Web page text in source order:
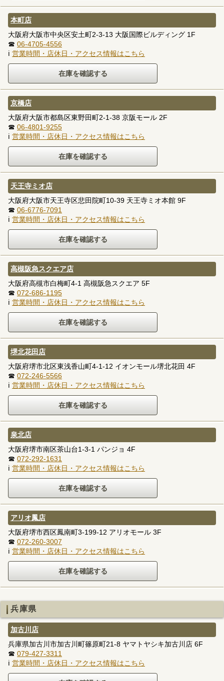
本町店
大阪府大阪市中央区安土町2-3-13 大阪国際ビルディング 1F
☎ 06-4705-4556
ℹ 営業時間・店休日・アクセス情報はこちら
京橋店
大阪府大阪市都島区東野田町2-1-38 京阪モール 2F
☎ 06-4801-9255
ℹ 営業時間・店休日・アクセス情報はこちら
天王寺ミオ店
大阪府大阪市天王寺区悲田院町10-39 天王寺ミオ本館 9F
☎ 06-6776-7091
ℹ 営業時間・店休日・アクセス情報はこちら
高槻阪急スクエア店
大阪府高槻市白梅町4-1 高槻阪急スクエア 5F
☎ 072-686-1195
ℹ 営業時間・店休日・アクセス情報はこちら
堺北花田店
大阪府堺市北区東浅香山町4-1-12 イオンモール堺北花田 4F
☎ 072-246-5566
ℹ 営業時間・店休日・アクセス情報はこちら
泉北店
大阪府堺市南区茶山台1-3-1 パンジョ 4F
☎ 072-292-1631
ℹ 営業時間・店休日・アクセス情報はこちら
アリオ鳳店
大阪府堺市西区鳳南町3-199-12 アリオモール 3F
☎ 072-260-3007
ℹ 営業時間・店休日・アクセス情報はこちら
兵庫県
加古川店
兵庫県加古川市加古川町篠原町21-8 ヤマトヤシキ加古川店 6F
☎ 079-427-3311
ℹ 営業時間・店休日・アクセス情報はこちら